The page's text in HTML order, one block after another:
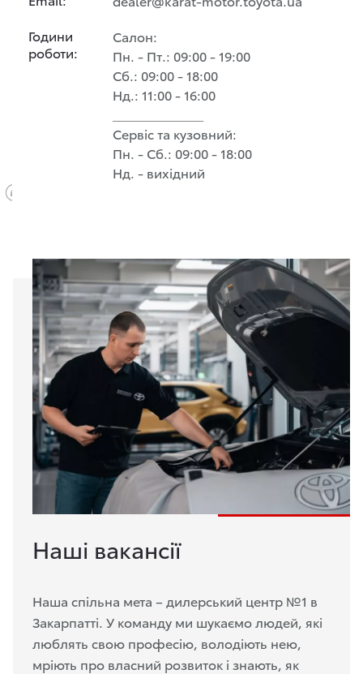
Години
роботи:
Салон:
Пн. - Пт.: 09:00 - 19:00
Сб.: 09:00 - 18:00
Нд.: 11:00 - 16:00
Сервіс та кузовний:
Пн. - Сб.: 09:00 - 18:00
Нд. - вихідний
Наші вакансії
Наша спільна мета – дилерський центр №1 в
Закарпатті. У команду ми шукаємо людей, які
люблять свою професію, володіють нею,
мріють про власний розвиток і знають, як